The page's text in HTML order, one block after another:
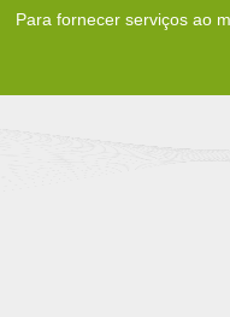
Para fornecer serviços ao